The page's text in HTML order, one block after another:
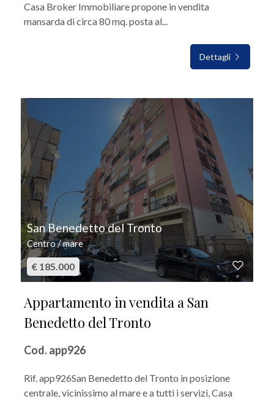
Casa Broker Immobiliare propone in vendita
mansarda di circa 80 mq. posta al...
Dettagli
San Benedetto del Tronto
Centro / mare
€ 185.000
Appartamento in vendita a San
Benedetto del Tronto
Cod. app926
Rif. app926San Benedetto del Tronto in posizione
centrale, vicinissimo al mare e a tutti i servizi, Casa